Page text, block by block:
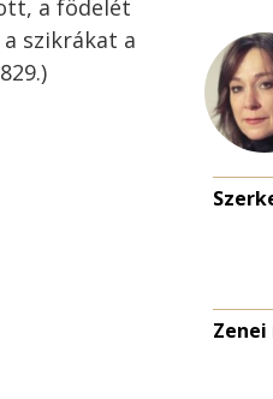
a födelét
szikrákat a
Zenei